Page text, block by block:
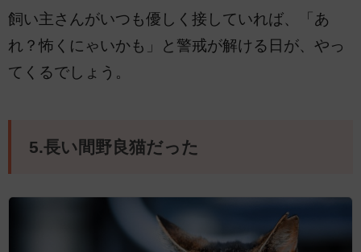
飼い主さんがいつも優しく接していれば、「あ
れ？怖くにゃいかも」と警戒が解ける日が、やっ
てくるでしょう。
5.長い間野良猫だった